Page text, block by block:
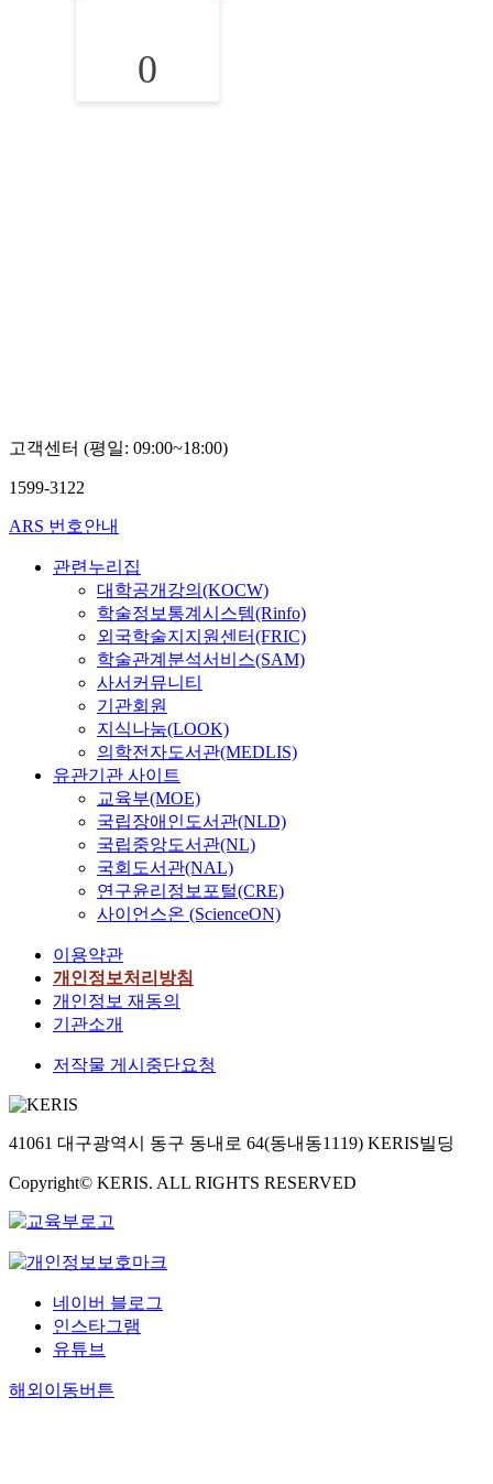
0
고객센터 (평일: 09:00~18:00)
1599-3122
ARS 번호안내
관련누리집
대학공개강의(KOCW)
학술정보통계시스템(Rinfo)
외국학술지지원센터(FRIC)
학술관계분석서비스(SAM)
사서커뮤니티
기관회원
지식나눔(LOOK)
의학전자도서관(MEDLIS)
유관기관 사이트
교육부(MOE)
국립장애인도서관(NLD)
국립중앙도서관(NL)
국회도서관(NAL)
연구윤리정보포털(CRE)
사이언스온 (ScienceON)
이용약관
개인정보처리방침
개인정보 재동의
기관소개
저작물 게시중단요청
41061 대구광역시 동구 동내로 64(동내동1119) KERIS빌딩
Copyright© KERIS. ALL RIGHTS RESERVED
네이버 블로그
인스타그램
유튜브
해외이동버튼